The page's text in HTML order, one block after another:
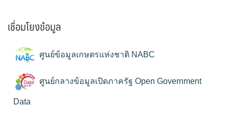
เชื่อมโยงข้อมูล
ศูนย์ข้อมูลเกษตรแห่งชาติ NABC
ศูนย์กลางข้อมูลเปิดภาครัฐ Open Government
Data